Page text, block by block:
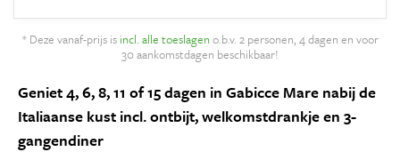
* Deze vanaf-prijs is incl. alle toeslagen o.b.v. 2 personen, 4 dagen en voor
30 aankomstdagen beschikbaar!
Geniet 4, 6, 8, 11 of 15 dagen in Gabicce Mare nabij de
Italiaanse kust incl. ontbijt, welkomstdrankje en 3-
gangendiner